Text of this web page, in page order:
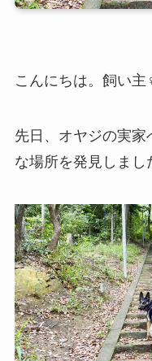
こんにちは。飼い主
先日、オヤジの実
な場所を発見しまし